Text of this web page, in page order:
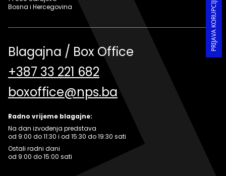
Bosna i Hercegovina
Blagajna / Box Office
+387 33 221 682
boxoffice@nps.ba
Radno vrijeme blagajne:
Na dan izvođenja predstava
od 9:00 do 11:30 i od 15:30 do 19:30 sati
Ostali radni dani
od 9:00 do 15:00 sati